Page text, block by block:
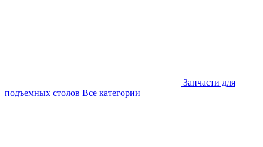
Запчасти для
подъемных столов Все категории